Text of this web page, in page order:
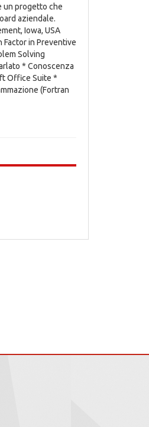
un progetto che
aziendale.
Iowa, USA
Factor in Preventive
Solving
* Conoscenza
Office Suite *
(Fortran